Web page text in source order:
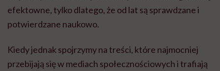
efektowne, tylko dlatego, że od lat są sprawdzane i
potwierdzane naukowo.
Kiedy jednak spojrzymy na treści, które najmocniej
przebijają się w mediach społecznościowych i trafiają